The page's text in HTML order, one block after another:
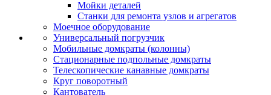
Мойки деталей
Станки для ремонта узлов и агрегатов
Моечное оборудование
Универсальный погрузчик
Мобильные домкраты (колонны)
Стационарные подпольные домкраты
Телескопические канавные домкраты
Круг поворотный
Кантователь